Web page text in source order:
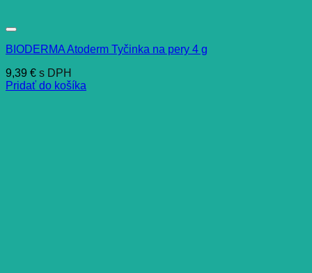
BIODERMA Atoderm Tyčinka na pery 4 g
9,39 € s DPH
Pridať do košíka